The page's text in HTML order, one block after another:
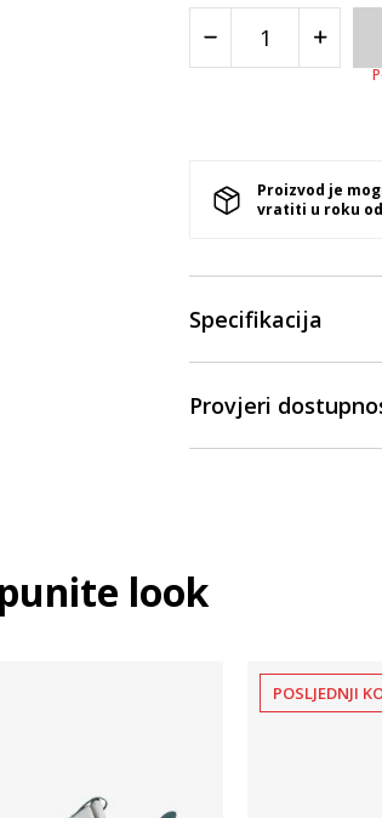
Proizvod je
vratiti u roku od
Specifikacija
Provjeri
look
POSLJEDNJI